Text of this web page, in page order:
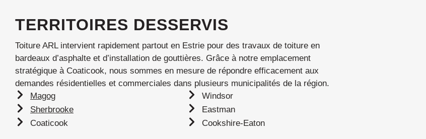
TERRITOIRES DESSERVIS
Toiture ARL intervient rapidement partout en Estrie pour des travaux de toiture en
bardeaux d’asphalte et d’installation de gouttières. Grâce à notre emplacement
stratégique à Coaticook, nous sommes en mesure de répondre efficacement aux
demandes résidentielles et commerciales dans plusieurs municipalités de la région.
Magog
Sherbrooke
Coaticook
Windsor
Eastman
Cookshire-Eaton